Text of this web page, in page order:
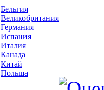
Бельгия
Великобритания
Германия
Испания
Италия
Канада
Китай
Польша